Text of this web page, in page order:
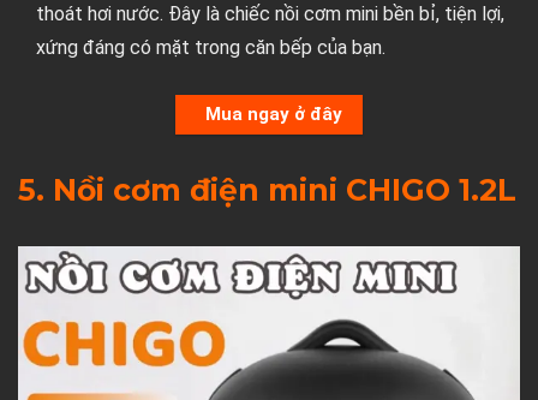
thoát hơi nước. Đây là chiếc nồi cơm mini bền bỉ, tiện lợi,
xứng đáng có mặt trong căn bếp của bạn.
Mua ngay ở đây
5. Nồi cơm điện mini CHIGO 1.2L